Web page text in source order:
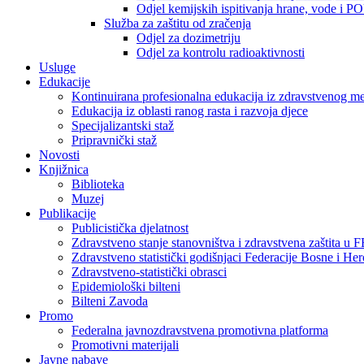
Odjel kemijskih ispitivanja hrane, vode i
Služba za zaštitu od zračenja
Odjel za dozimetriju
Odjel za kontrolu radioaktivnosti
Usluge
Edukacije
Kontinuirana profesionalna edukacija iz zdravstvenog
Edukacija iz oblasti ranog rasta i razvoja djece
Specijalizantski staž
Pripravnički staž
Novosti
Knjižnica
Biblioteka
Muzej
Publikacije
Publicistička djelatnost
Zdravstveno stanje stanovništva i zdravstvena zaštita u
Zdravstveno statistički godišnjaci Federacije Bosne i
Zdravstveno-statistički obrasci
Epidemiološki bilteni
Bilteni Zavoda
Promo
Federalna javnozdravstvena promotivna platforma
Promotivni materijali
Javne nabave